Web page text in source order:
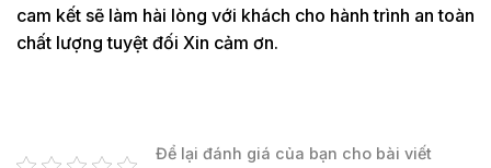
cam kết sẽ làm hài lòng với khách cho hành trình an toàn
chất lượng tuyệt đối Xin cảm ơn.
Để lại đánh giá của bạn cho bài viết